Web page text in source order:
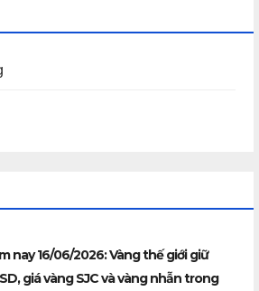
nay 16/06/2026: Vàng thế giới giữ
giá vàng SJC và vàng nhẫn trong